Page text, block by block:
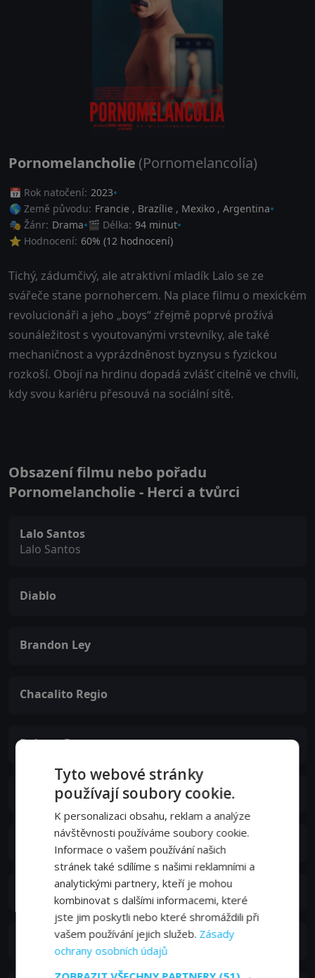
Pornomelancholie (Pornomelancolía)
📅 Rok natočení: 2023
🌎 Země původu: Francie , Brazílie , Mexiko , Argentina
🎭 Žánr: Drama 🎬 Délka: 94 minut
⭐ Hodnocení: 60% (12 hodnocení)
Tichý, zádumčivý, ale atraktivní mladík Lalo se ze
svářeče stane pornohercem. Na place filmu o mexickém
revolucionáři a jeho „boys“ zřejmě poprvé prožívá
sounáležitost s vyoutovanými vrstevníky, ale také
mechaničnost a vyprázdněnost byznysu s fyzickou
rozkoší. Obojí na hrdinu dopadá zvlášť citelně ve chvíli,
kdy svou kariéru přesouvá na sociální sítě.
Obsazení filmu nebo pořadu
Pornomelancholie - Herci a tvůrci
Lalo Santos
Lalo Santos
Diablo
Brandon Ley
Chacalito Regio
Delmar Ponce
El Brayan
Lothmar Muller
Mauricio Alivias
Adrián Zuki
Tyto webové stránky
používají soubory cookie.
K personalizaci obsahu, reklam a analýze
návštěvnosti používáme soubory cookie.
Informace o vašem používání našich
stránek také sdílíme s našimi reklamními a
analytickými partnery, kteří je mohou
kombinovat s dalšími informacemi, které
jste jim poskytli nebo které shromáždili při
vašem používání jejich služeb. Zásady
ochrany osobních údajů